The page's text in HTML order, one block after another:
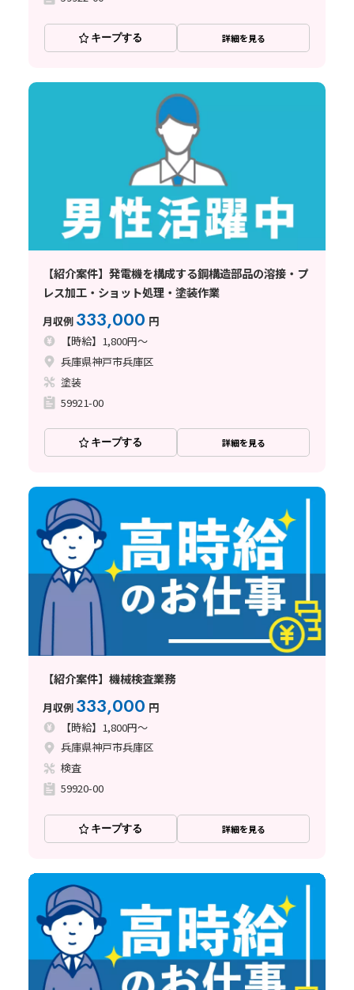
キープする 詳細を見る
【紹介案件】発電機を構成する鋼構造部品の溶接・プ
レス加工・ショット処理・塗装作業
月収例 333,000 円
【時給】1,800円～
兵庫県神戸市兵庫区
塗装
59921-00
キープする 詳細を見る
【紹介案件】機械検査業務
月収例 333,000 円
【時給】1,800円～
兵庫県神戸市兵庫区
検査
59920-00
キープする 詳細を見る